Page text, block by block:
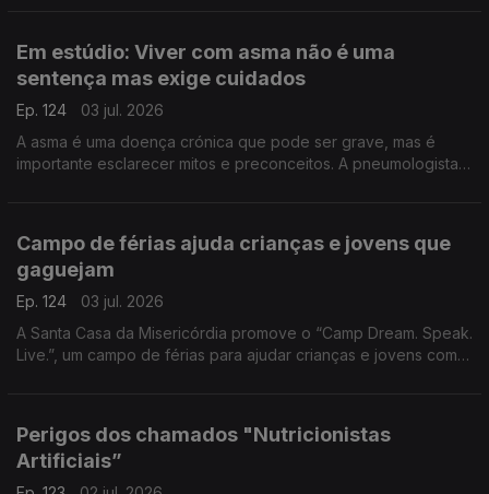
Em estúdio: Viver com asma não é uma
sentença mas exige cuidados
Ep. 124
03 jul. 2026
A asma é uma doença crónica que pode ser grave, mas é
importante esclarecer mitos e preconceitos. A pneumologista
Campo de férias ajuda crianças e jovens que
gaguejam
Ep. 124
03 jul. 2026
A Santa Casa da Misericórdia promove o “Camp Dream. Speak.
Live.”, um campo de férias para ajudar crianças e jovens com
Perigos dos chamados "Nutricionistas
Artificiais”